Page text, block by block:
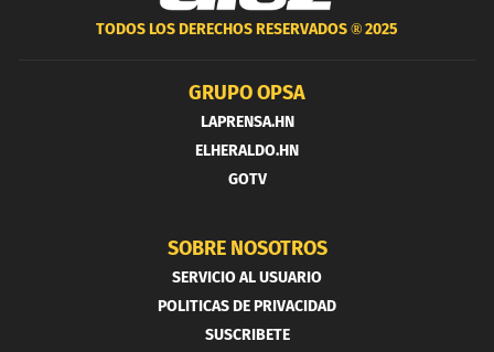
TODOS LOS DERECHOS RESERVADOS ®2025
GRUPO OPSA
LAPRENSA.HN
ELHERALDO.HN
GOTV
SOBRE NOSOTROS
SERVICIO AL USUARIO
POLITICAS DE PRIVACIDAD
SUSCRIBETE